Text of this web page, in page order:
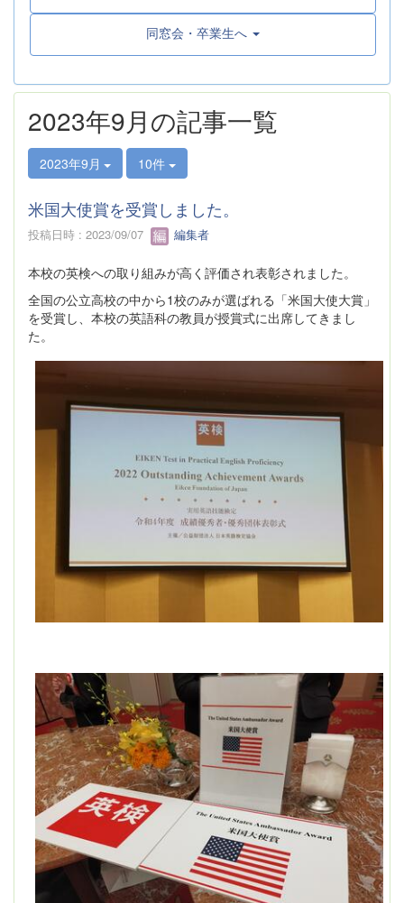
同窓会・卒業生へ
2023年9月の記事一覧
2023年9月 10件
米国大使賞を受賞しました。
投稿日時 : 2023/09/07 編集者
本校の英検への取り組みが高く評価され表彰されました。
全国の公立高校の中から1校のみが選ばれる「米国大使大賞」
を受賞し、本校の英語科の教員が授賞式に出席してきまし
た。